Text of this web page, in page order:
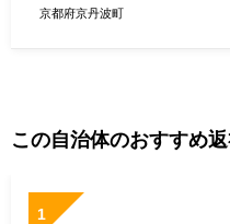
】 ※北海道・沖縄は配送不
京都府京丹波町
この自治体のおすすめ
1